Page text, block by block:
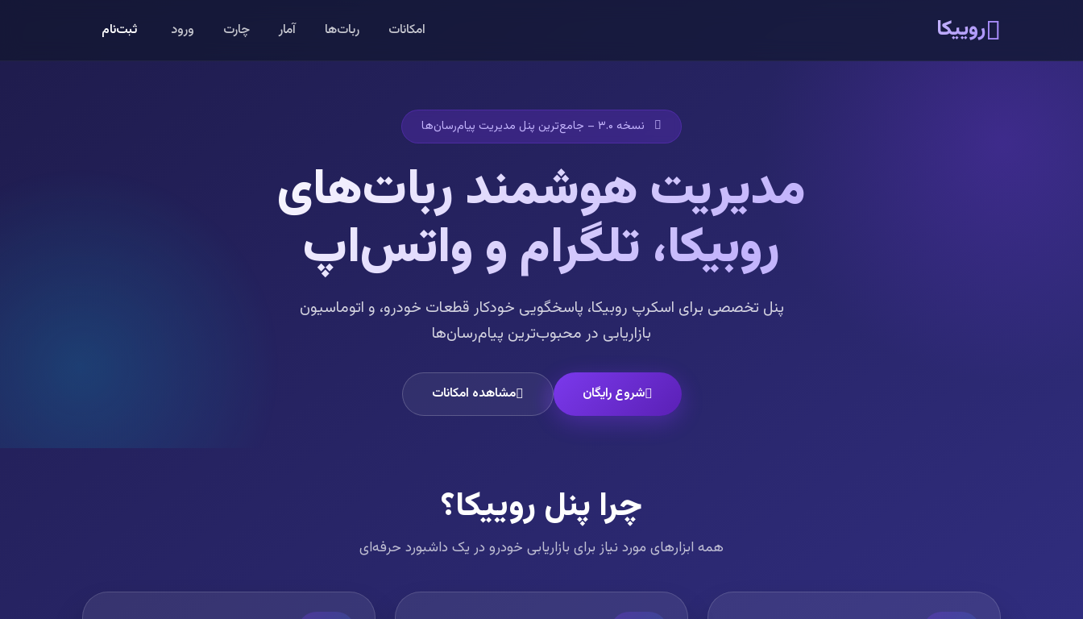
روییکا امکانات ربات‌ها آمار چارت ورود ثبت‌نام
نسخه ۳.۰ – جامع‌ترین پنل مدیریت پیام‌رسان‌ها
مدیریت هوشمند ربات‌های
روبیکا، تلگرام و واتس‌اپ
پنل تخصصی برای اسکرپ روبیکا، پاسخگویی خودکار قطعات خودرو، و اتوماسیون
بازاریابی در محبوب‌ترین پیام‌رسان‌ها
شروع رایگان مشاهده امکانات
چرا پنل روییکا؟
همه ابزارهای مورد نیاز برای بازاریابی خودرو در یک داشبورد حرفه‌ای